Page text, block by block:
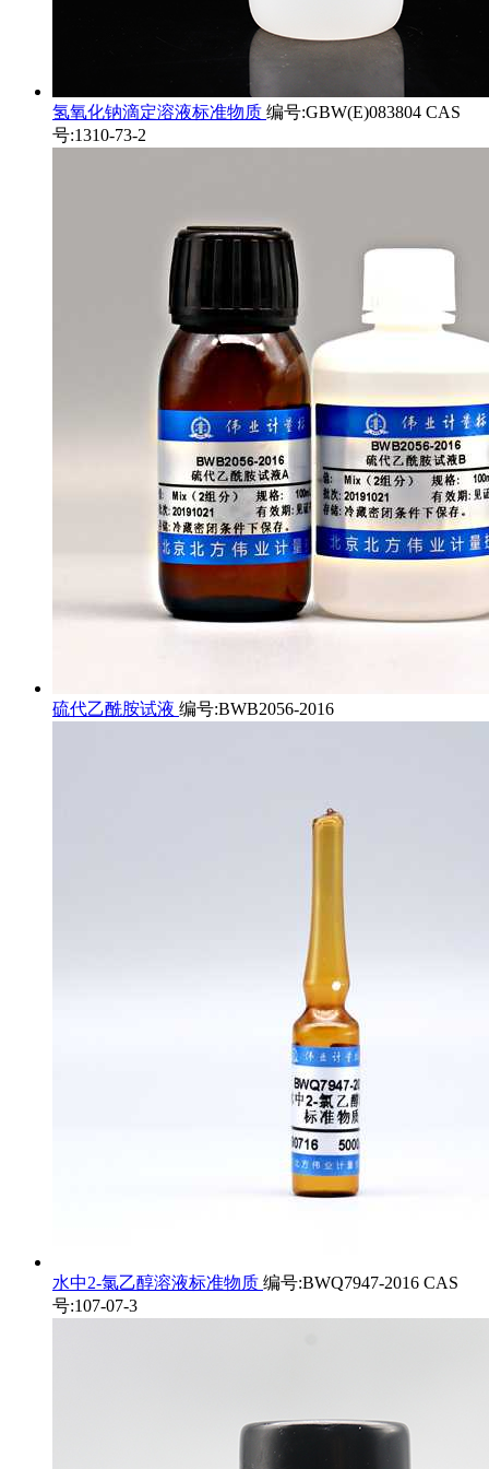
氢氧化钠滴定溶液标准物质 编号:GBW(E)083804 CAS
号:1310-73-2
硫代乙酰胺试液 编号:BWB2056-2016
水中2-氯乙醇溶液标准物质 编号:BWQ7947-2016 CAS
号:107-07-3